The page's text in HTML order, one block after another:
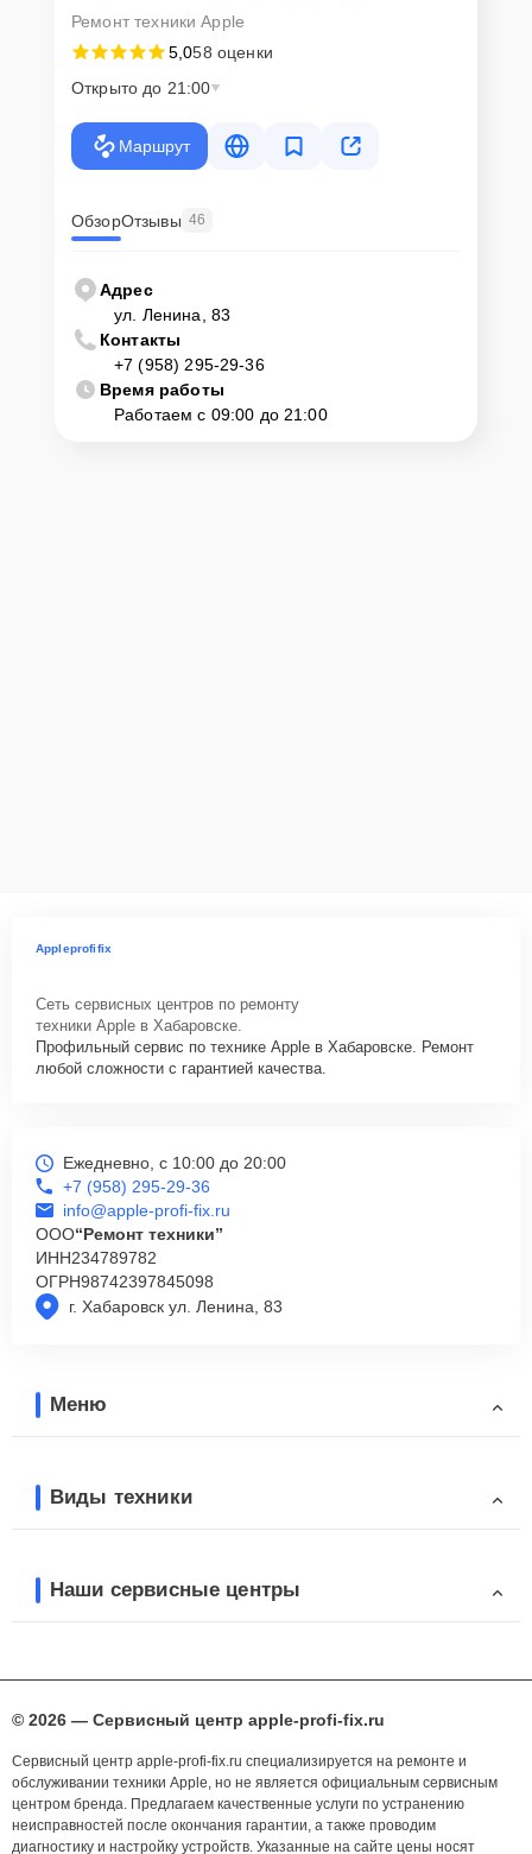
Ремонт техники Apple
5,058 оценки
Открыто до 21:00
Маршрут
ОбзорОтзывы 46
Адрес
ул. Ленина, 83
Контакты
+7 (958) 295-29-36
Время работы
Работаем с 09:00 до 21:00
Appleprofifix
Сеть сервисных центров по ремонту
техники Apple в Хабаровске.
Профильный сервис по технике Apple в Хабаровске. Ремонт
любой сложности с гарантией качества.
г. Хабаровск ул. Ленина, 83
Ежедневно, с 10:00 до 20:00
+7 (958) 295-29-36
info@apple-profi-fix.ru
ООО“Ремонт техники”
ИНН234789782
ОГРН98742397845098
Меню
Виды техники
Наши сервисные центры
© 2026 — Сервисный центр apple-profi-fix.ru
Сервисный центр apple-profi-fix.ru специализируется на ремонте и
обслуживании техники Apple, но не является официальным сервисным
центром бренда. Предлагаем качественные услуги по устранению
неисправностей после окончания гарантии, а также проводим
диагностику и настройку устройств. Указанные на сайте цены носят